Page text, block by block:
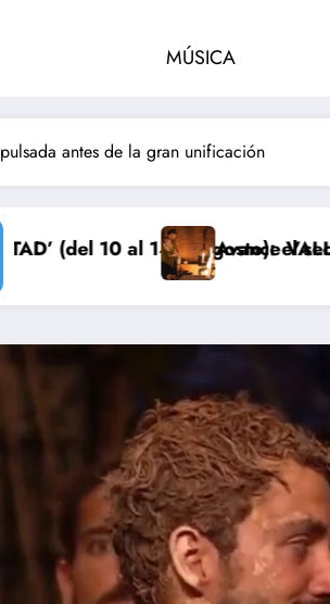
MÚSICA
antes de la gran unificación
el secreto de Tasio sale a
Avance VALLE SALVAJE (10 de